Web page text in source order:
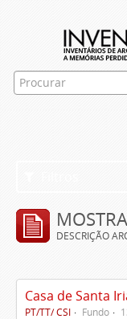
DESCRIÇÃO
Casa de Santa
PT/TT/ CSI Fundo